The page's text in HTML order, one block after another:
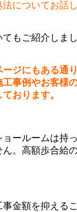
についてお話し
もご紹介しまし
ジにもある通
事例やお客様
おります。
ョールームは持
。高額歩合給
金額を抑える